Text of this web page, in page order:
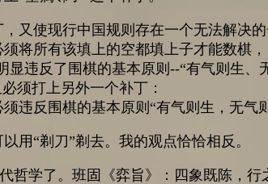
又使现行中国规则存在一个无法解决的
将所有该填上的空都填上子才能数棋，
违反了围棋的基本原则--“有气则生、
须打上另外一个补丁：
违反围棋的基本原则“有气则生，无气则
用“剃刀”剃去。我的观点恰恰相反。
哲学了。班固《弈旨》：四象既陈，行